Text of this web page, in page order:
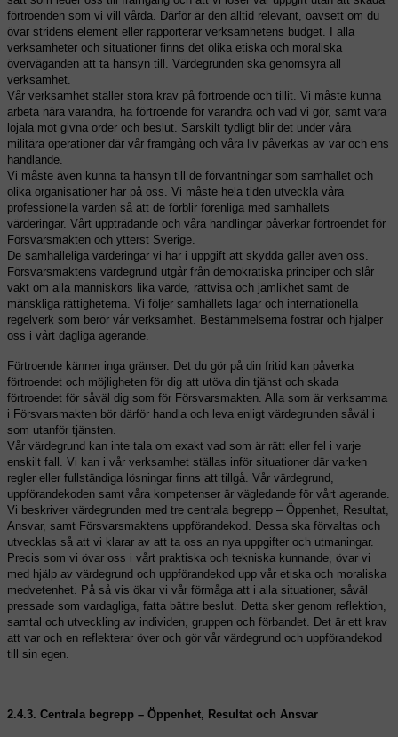
förtroenden som vi vill vårda. Därför är den alltid relevant, oavsett om du
övar stridens element eller rapporterar verksamhetens budget. I alla
verksamheter och situationer finns det olika etiska och moraliska
överväganden att ta hänsyn till. Värdegrunden ska genomsyra all
verksamhet.
Vår verksamhet ställer stora krav på förtroende och tillit. Vi måste kunna
arbeta nära varandra, ha förtroende för varandra och vad vi gör, samt vara
lojala mot givna order och beslut. Särskilt tydligt blir det under våra
militära operationer där vår framgång och våra liv påverkas av var och ens
handlande.
Vi måste även kunna ta hänsyn till de förväntningar som samhället och
olika organisationer har på oss. Vi måste hela tiden utveckla våra
professionella värden så att de förblir förenliga med samhällets
värderingar. Vårt uppträdande och våra handlingar påverkar förtroendet för
Försvarsmakten och ytterst Sverige.
De samhälleliga värderingar vi har i uppgift att skydda gäller även oss.
Försvarsmaktens värdegrund utgår från demokratiska principer och slår
vakt om alla människors lika värde, rättvisa och jämlikhet samt de
mänskliga rättigheterna. Vi följer samhällets lagar och internationella
regelverk som berör vår verksamhet. Bestämmelserna fostrar och hjälper
oss i vårt dagliga agerande.
Förtroende känner inga gränser. Det du gör på din fritid kan påverka
förtroendet och möjligheten för dig att utöva din tjänst och skada
förtroendet för såväl dig som för Försvarsmakten. Alla som är verksamma
i Försvarsmakten bör därför handla och leva enligt värdegrunden såväl i
som utanför tjänsten.
Vår värdegrund kan inte tala om exakt vad som är rätt eller fel i varje
enskilt fall. Vi kan i vår verksamhet ställas inför situationer där varken
regler eller fullständiga lösningar finns att tillgå. Vår värdegrund,
uppförandekoden samt våra kompetenser är vägledande för vårt agerande.
Vi beskriver värdegrunden med tre centrala begrepp – Öppenhet, Resultat,
Ansvar, samt Försvarsmaktens uppförandekod. Dessa ska förvaltas och
utvecklas så att vi klarar av att ta oss an nya uppgifter och utmaningar.
Precis som vi övar oss i vårt praktiska och tekniska kunnande, övar vi
med hjälp av värdegrund och uppförandekod upp vår etiska och moraliska
medvetenhet. På så vis ökar vi vår förmåga att i alla situationer, såväl
pressade som vardagliga, fatta bättre beslut. Detta sker genom reflektion,
samtal och utveckling av individen, gruppen och förbandet. Det är ett krav
att var och en reflekterar över och gör vår värdegrund och uppförandekod
till sin egen.
2.4.3. Centrala begrepp – Öppenhet, Resultat och Ansvar